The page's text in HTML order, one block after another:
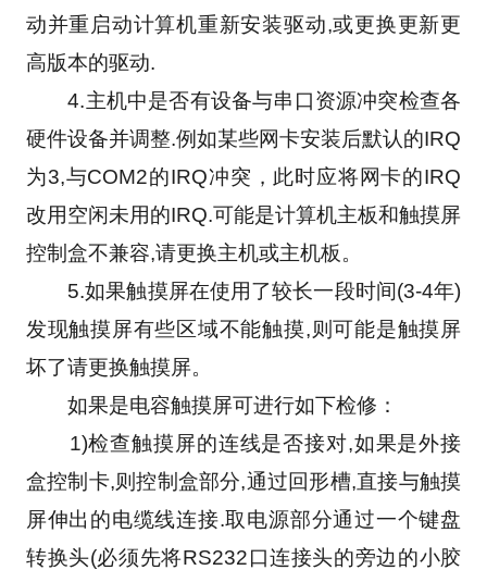
动并重启动计算机重新安装驱动,或更换更新更
高版本的驱动.
4.主机中是否有设备与串口资源冲突检查各
硬件设备并调整.例如某些网卡安装后默认的IRQ
为3,与COM2的IRQ冲突，此时应将网卡的IRQ
改用空闲未用的IRQ.可能是计算机主板和触摸屏
控制盒不兼容,请更换主机或主机板。
5.如果触摸屏在使用了较长一段时间(3-4年)
发现触摸屏有些区域不能触摸,则可能是触摸屏
坏了请更换触摸屏。
如果是电容触摸屏可进行如下检修：
1)检查触摸屏的连线是否接对,如果是外接
盒控制卡,则控制盒部分,通过回形槽,直接与触摸
屏伸出的电缆线连接.取电源部分通过一个键盘
转换头(必须先将RS232口连接头的旁边的小胶